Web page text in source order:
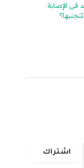
فى الإصابة
اشتراك